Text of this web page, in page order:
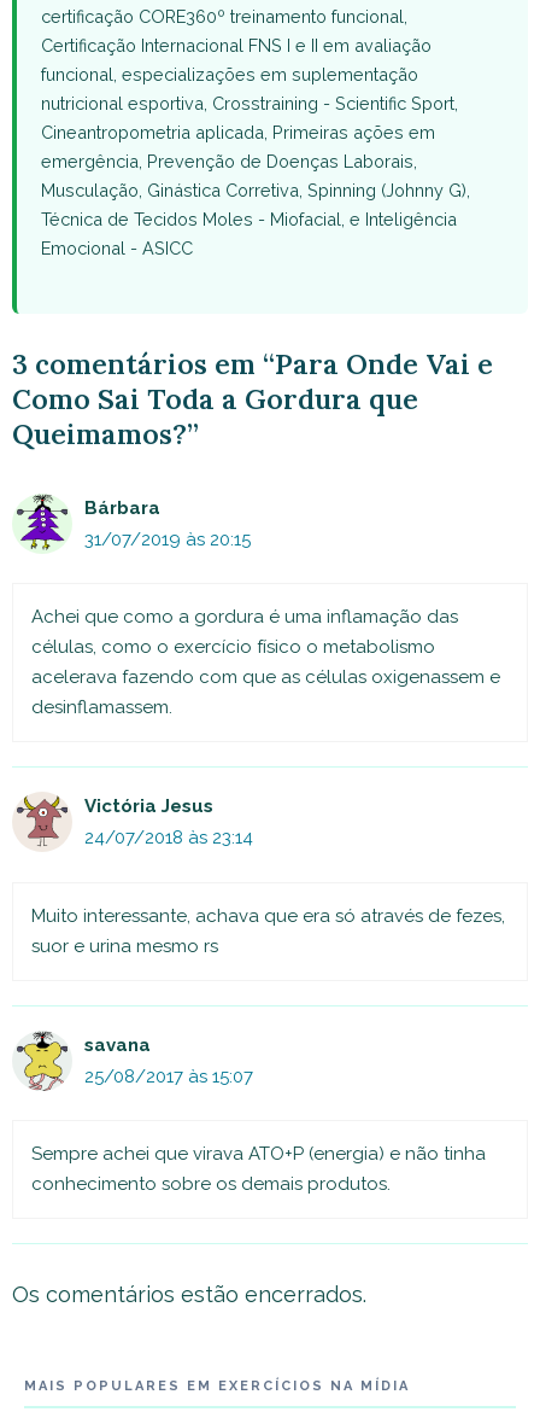
certificação CORE360º treinamento funcional,
Certificação Internacional FNS I e II em avaliação
funcional, especializações em suplementação
nutricional esportiva, Crosstraining - Scientific Sport,
Cineantropometria aplicada, Primeiras ações em
emergência, Prevenção de Doenças Laborais,
Musculação, Ginástica Corretiva, Spinning (Johnny G),
Técnica de Tecidos Moles - Miofacial, e Inteligência
Emocional - ASICC
3 comentários em “Para Onde Vai e
Como Sai Toda a Gordura que
Queimamos?”
Bárbara
31/07/2019 às 20:15
Achei que como a gordura é uma inflamação das
células, como o exercício físico o metabolismo
acelerava fazendo com que as células oxigenassem e
desinflamassem.
Victória Jesus
24/07/2018 às 23:14
Muito interessante, achava que era só através de fezes,
suor e urina mesmo rs
savana
25/08/2017 às 15:07
Sempre achei que virava ATO+P (energia) e não tinha
conhecimento sobre os demais produtos.
Os comentários estão encerrados.
MAIS POPULARES EM EXERCÍCIOS NA MÍDIA